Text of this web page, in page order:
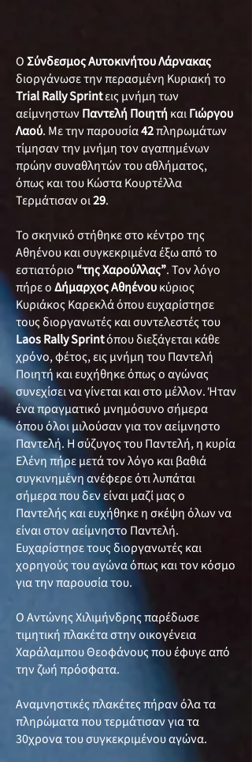
ΟΣύνδεσμος Αυτοκινήτου Λάρνακας
διοργάνωσε την περασμένη Κυριακή το
Trial Rally Sprintεις μνήμη των
αείμνηστωνΠαντελή Ποιητή καιΓιώργου
Λαού. Με την παρουσία42πληρωμάτων
τίμησαν την μνήμη τον αγαπημένων
πρώην συναθλητών του αθλήματος,
όπως και του Κώστα Κουρτέλλα
Τερμάτισαν οι29.
Το σκηνικό στήθηκε στο κέντρο της
Αθηένου και συγκεκριμένα έξω από το
εστιατόριο “της Χαρούλλας”. Τον λόγο
πήρε οΔήμαρχος Αθηένουκύριος
Κυριάκος Καρεκλά όπου ευχαρίστησε
τους διοργανωτές και συντελεστές του
Laos Rally Sprintόπου διεξάγεται κάθε
χρόνο, φέτος, εις μνήμη του Παντελή
Ποιητή και ευχήθηκε όπως ο αγώνας
συνεχίσει να γίνεται και στο μέλλον. Ήταν
ένα πραγματικό μνημόσυνο σήμερα
όπου όλοι μιλούσαν για τον αείμνηστο
Παντελή. Η σύζυγος του Παντελή, η κυρία
Ελένη πήρε μετά τον λόγο και βαθιά
συγκινημένη ανέφερε ότι λυπάται
σήμερα που δεν είναι μαζί μας ο
Παντελής και ευχήθηκε η σκέψη όλων να
είναι στον αείμνηστο Παντελή.
Ευχαρίστησε τους διοργανωτές και
χορηγούς του αγώνα όπως και τον κόσμο
για την παρουσία του.
Ο Αντώνης Χιλιμήνδρης παρέδωσε
τιμητική πλακέτα στην οικογένεια
Χαράλαμπου Θεοφάνους που έφυγε από
την ζωή πρόσφατα.
Αναμνηστικές πλακέτες πήραν όλα τα
πληρώματα που τερμάτισαν για τα
30χρονα του συγκεκριμένου αγώνα.